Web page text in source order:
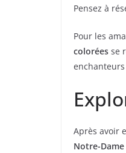
Pensez à
Pour les
colorées se
Après avoir
Notre-Dame